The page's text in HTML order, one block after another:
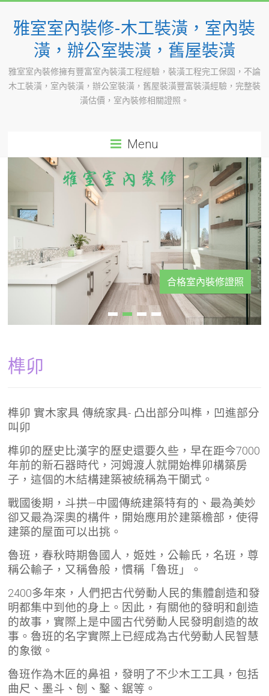
content
雅室室內裝修-木工裝潢，室內裝
潢，辦公室裝潢，舊屋裝潢
雅室室內裝修擁有豐富室內裝潢工程經驗，裝潢工程完工保固，不論
木工裝潢，室內裝潢，辦公室裝潢，舊屋裝潢豐富裝潢經驗，完整裝
潢估價，室內裝修相關證照。
Menu
合格室內裝修證照
榫卯
榫卯 實木家具 傳統家具- 凸出部分叫榫，凹進部分
叫卯
榫卯的歷史比漢字的歷史還要久些，早在距今7000
年前的新石器時代，河姆渡人就開始榫卯構築房
子，這個的木結構建築被統稱為干闌式。
戰國後期，斗拱—中國傳統建築特有的、最為美妙
卻又最為深奧的構件，開始應用於建築檐部，使得
建築的屋面可以出挑。
魯班，春秋時期魯國人，姬姓，公輸氏，名班，尊
稱公輸子，又稱魯般，慣稱「魯班」。
2400多年來，人們把古代勞動人民的集體創造和發
明都集中到他的身上。因此，有關他的發明和創造
的故事，實際上是中國古代勞動人民發明創造的故
事。魯班的名字實際上已經成為古代勞動人民智慧
的象徵。
魯班作為木匠的鼻祖，發明了不少木工工具，包括
曲尺、墨斗、刨、鑿、鋸等。